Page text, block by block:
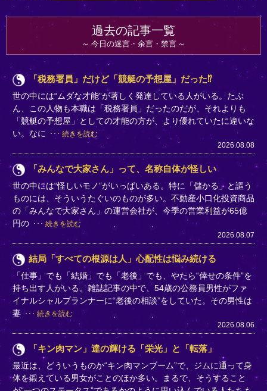
過去の記事一覧
今日の迷言・余言・禁言
「税務署員」だけど「競艇の予想屋」だった⁉
世の中には“ムダな才能”が著しく発達している人がいる。たぶ
ん、この人物も本職は「税務署員」だったのだが、それよりも
「競艇の予想屋」としての才能の方が、より優れていたに違いな
い。なに
続きを読む
2026.08.08
「みんなで大家さん」って、名称自体が怪しい
世の中には“怪しいモノ”がいっぱいある。特に「儲かる」と謳う
ものには、そういうたぐいのものが多い。不動産小口化投資商品
の「みんなで大家さん」の運営会社が、今季の営業利益が65億
円の
続きを読む
2026.08.07
結局「すべての根源は人」心配性は悩み続ける
「仕事」でも「結婚」でも「老後」でも、やたら“倖せの条件”を
持ち出す人がいる。雑誌記事の中で、54歳の公務員男性がファ
イナルシャルプランナーに“老後の相談”をしていた。その男性は
妻
続きを読む
2026.08.06
「キン肉マン」達の輝ける「栄光」と「転落」
最近は、どういうものか“キン肉マンブーム”で、ジムに通って身
体を鍛えている男女がことのほか多い。まるで、そうすること